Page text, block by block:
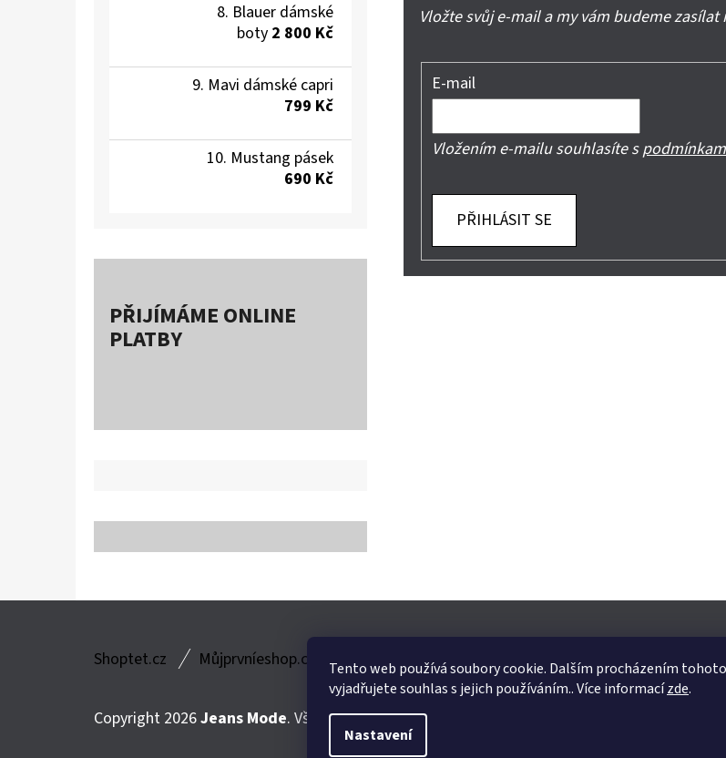
Tento web používá soubory cookie. Dalším procházením
vyjadřujete souhlas s jejich používáním.. Více informacízde.
Nastavení
Blauer dámské
boty 2 800 Kč
Mavi dámské capri
799 Kč
Mustang pásek
690 Kč
PŘIJÍMÁME ONLINE
PLATBY
Vložte svůj e-mail a my vám budeme
E-mail
Vložením e-mailu souhlasíte s
PŘIHLÁSIT SE
Shoptet.cz
Můjprvníeshop.cz
Copyright 2026Jeans Mode. Všechna práva vyhrazena.